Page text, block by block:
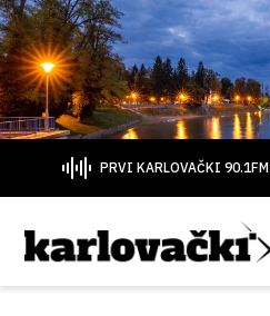
PRVI KARLOVAČKI 90.1FM